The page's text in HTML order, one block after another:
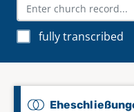
fully transcribed